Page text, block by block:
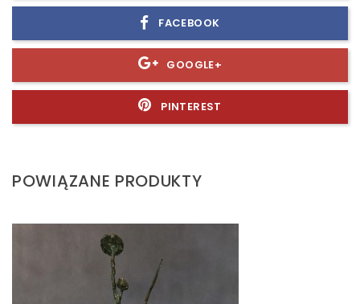
FACEBOOK
GOOGLE+
PINTEREST
POWIĄZANE PRODUKTY